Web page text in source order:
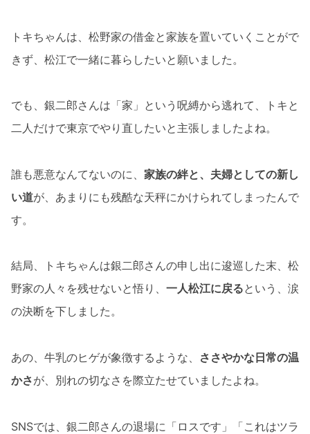
トキちゃんは、松野家の借金と家族を置いていくことがで
きず、松江で一緒に暮らしたいと願いました。
でも、銀二郎さんは「家」という呪縛から逃れて、トキと
二人だけで東京でやり直したいと主張しましたよね。
誰も悪意なんてないのに、 家族の絆と、夫婦としての新し
い道が、あまりにも残酷な天秤にかけられてしまったんで
す。
結局、トキちゃんは銀二郎さんの申し出に逡巡した末、松
野家の人々を残せないと悟り、 一人松江に戻るという、涙
の決断を下しました。
あの、牛乳のヒゲが象徴するような、 ささやかな日常の温
かさが、別れの切なさを際立たせていましたよね。
SNSでは、銀二郎さんの退場に「ロスです」「これはツラ